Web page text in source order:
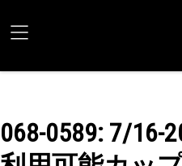
068-0589: 7/16-